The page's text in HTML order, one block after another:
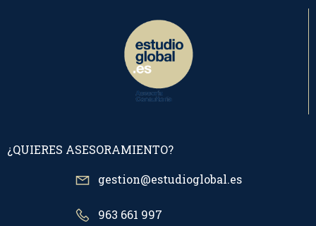
¿QUIERES ASESORAMIENTO?
gestion@estudioglobal.es
963 661 997